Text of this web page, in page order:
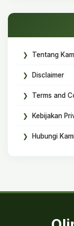
Tentang
Disclaimer
Terms and
Kebijakan
Hubungi